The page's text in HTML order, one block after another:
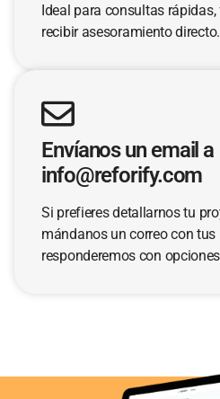
Ideal para consultas
recibir asesoramiento directo.
Envíanos un email a
info@reforify.com
Si prefieres detallarnos tu
mándanos un correo con tus
responderemos con